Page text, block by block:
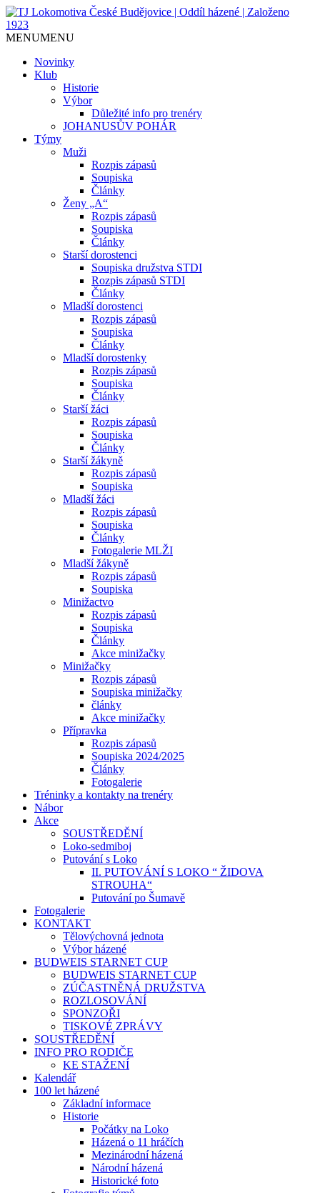
TJ Lokomotiva České
Budějovice | Oddíl házené |
Založeno 1923
Jediný házenkářský klub v Českých
MENUMENU
Novinky
Klub
Historie
Výbor
Důležité info pro trenéry
JOHANUSŮV POHÁR
Týmy
Muži
Rozpis zápasů
Soupiska
Články
Ženy „A“
Rozpis zápasů
Soupiska
Články
Starší dorostenci
Soupiska družstva STDI
Rozpis zápasů STDI
Články
Mladší dorostenci
Rozpis zápasů
Soupiska
Články
Mladší dorostenky
Rozpis zápasů
Soupiska
Články
Starší žáci
Rozpis zápasů
Soupiska
Články
Starší žákyně
Rozpis zápasů
Soupiska
Mladší žáci
Rozpis zápasů
Soupiska
Články
Fotogalerie MLŽI
Mladší žákyně
Rozpis zápasů
Soupiska
Minižactvo
Rozpis zápasů
Soupiska
Články
Akce minižačky
Minižačky
Rozpis zápasů
Soupiska minižačky
články
Akce minižačky
Přípravka
Rozpis zápasů
Soupiska 2024/2025
Články
Fotogalerie
Tréninky a kontakty na trenéry
Nábor
Akce
SOUSTŘEDĚNÍ
Loko-sedmiboj
Putování s Loko
II. PUTOVÁNÍ S LOKO “ ŽIDOVA
STROUHA“
Putování po Šumavě
Fotogalerie
KONTAKT
Tělovýchovná jednota
Výbor házené
BUDWEIS STARNET CUP
BUDWEIS STARNET CUP
ZÚČASTNĚNÁ DRUŽSTVA
ROZLOSOVÁNÍ
SPONZOŘI
TISKOVÉ ZPRÁVY
SOUSTŘEDĚNÍ
INFO PRO RODIČE
KE STAŽENÍ
Kalendář
100 let házené
Základní informace
Historie
Počátky na Loko
Házená o 11 hráčích
Mezinárodní házená
Národní házená
Historické foto